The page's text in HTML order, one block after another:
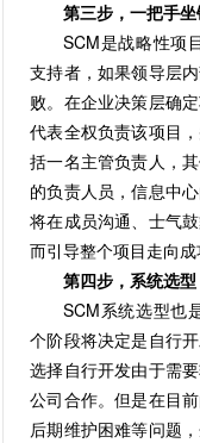
第三步，一把手
SCM是战略性项
支持者，如果领导层
败。在企业决策层确
代表全权负责该项目
括一名主管负责人，
的负责人员，信息中
将在成员沟通、士气
而引导整个项目走向成
第四步，系统选型
SCM系统选型也
个阶段将决定是自行
选择自行开发由于需
公司合作。但是在目
后期维护困难等问题